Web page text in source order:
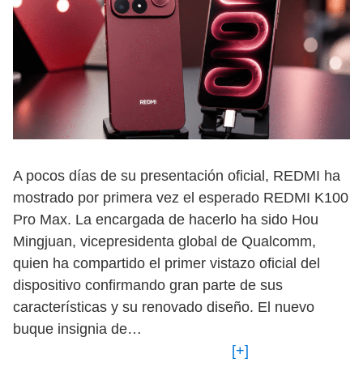
A pocos días de su presentación oficial, REDMI ha
mostrado por primera vez el esperado REDMI K100
Pro Max. La encargada de hacerlo ha sido Hou
Mingjuan, vicepresidenta global de Qualcomm,
quien ha compartido el primer vistazo oficial del
dispositivo confirmando gran parte de sus
características y su renovado diseño. El nuevo
buque insignia de…
[+]